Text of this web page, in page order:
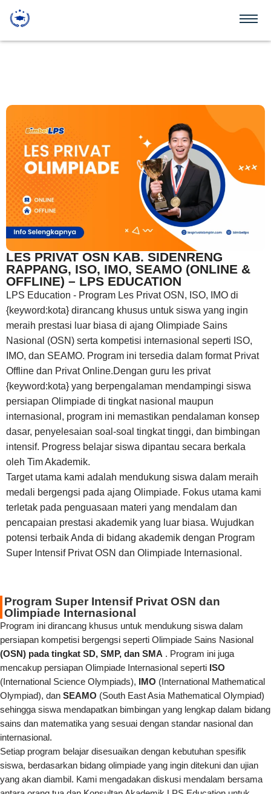
LES PRIVAT OSN KAB. SIDENRENG
RAPPANG, ISO, IMO, SEAMO (ONLINE &
OFFLINE) – LPS EDUCATION
LPS Education - Program Les Privat OSN, ISO, IMO di
{keyword:kota} dirancang khusus untuk siswa yang ingin
meraih prestasi luar biasa di ajang Olimpiade Sains
Nasional (OSN) serta kompetisi internasional seperti ISO,
IMO, dan SEAMO. Program ini tersedia dalam format Privat
Offline dan Privat Online.Dengan guru les privat
{keyword:kota} yang berpengalaman mendampingi siswa
persiapan Olimpiade di tingkat nasional maupun
internasional, program ini memastikan pendalaman konsep
dasar, penyelesaian soal-soal tingkat tinggi, dan bimbingan
intensif. Progress belajar siswa dipantau secara berkala
oleh Tim Akademik.
Target utama kami adalah mendukung siswa dalam meraih
medali bergengsi pada ajang Olimpiade. Fokus utama kami
terletak pada penguasaan materi yang mendalam dan
pencapaian prestasi akademik yang luar biasa. Wujudkan
potensi terbaik Anda di bidang akademik dengan Program
Super Intensif Privat OSN dan Olimpiade Internasional.
Program Super Intensif Privat OSN dan
Olimpiade Internasional
Program ini dirancang khusus untuk mendukung siswa dalam
persiapan kompetisi bergengsi seperti Olimpiade Sains Nasional
(OSN) pada tingkat SD, SMP, dan SMA . Program ini juga
mencakup persiapan Olimpiade Internasional seperti ISO
(International Science Olympiads), IMO (International Mathematical
Olympiad), dan SEAMO (South East Asia Mathematical Olympiad)
sehingga siswa mendapatkan bimbingan yang lengkap dalam bidang
sains dan matematika yang sesuai dengan standar nasional dan
internasional.
Setiap program belajar disesuaikan dengan kebutuhan spesifik
siswa, berdasarkan bidang olimpiade yang ingin ditekuni dan ujian
yang akan diambil. Kami mengadakan diskusi mendalam bersama